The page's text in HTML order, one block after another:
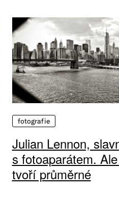
fotografie
Julian Lennon,
s fotoaparátem.
tvoří průměrné